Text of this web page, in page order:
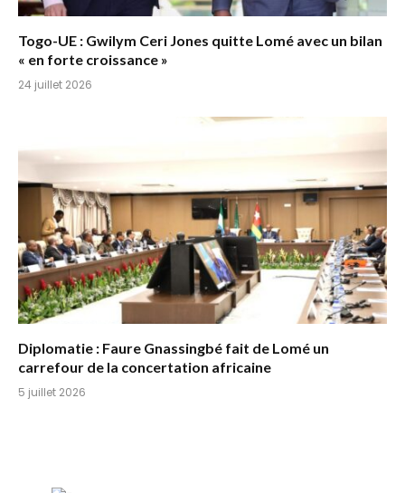
Togo-UE : Gwilym Ceri Jones quitte Lomé avec un bilan
« en forte croissance »
24 juillet 2026
Diplomatie : Faure Gnassingbé fait de Lomé un
carrefour de la concertation africaine
5 juillet 2026